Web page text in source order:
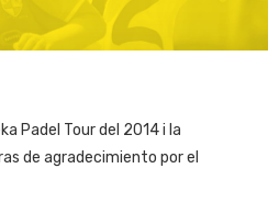
Padel Tour del 2014 i la
de agradecimiento por el